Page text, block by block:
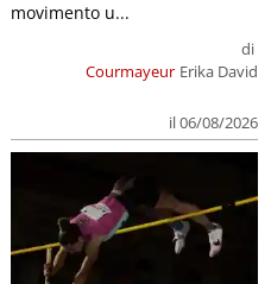
Courmayeur
di
Erika David
il 06/08/2026
movimento u...